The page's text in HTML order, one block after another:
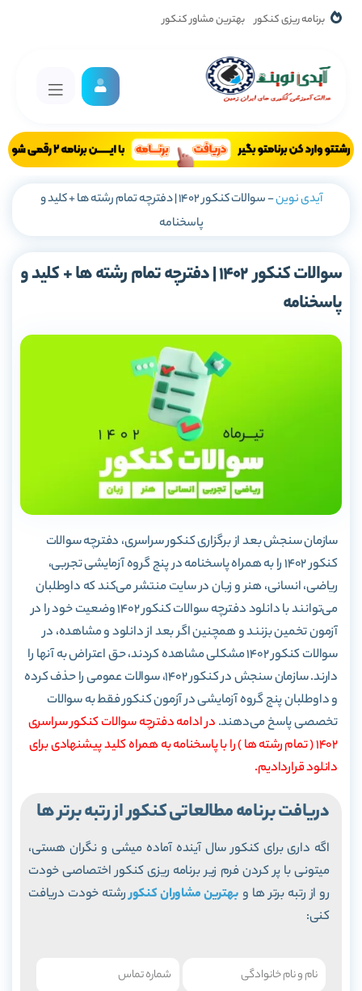
برنامه ریزی کنکور بهترین مشاور کنکور
آیدی نوین-
سوالات کنکور 1402 | دفترچه تمام رشته ها + کلید و
پاسخنامه
سوالات کنکور 1402 | دفترچه تمام رشته ها + کلید و
پاسخنامه
سازمان سنجش بعد از برگزاری کنکور سراسری، دفترچه سوالات
کنکور 1402 را به همراه پاسخنامه در پنج گروه آزمایشی تجربی،
ریاضی، انسانی، هنر و زبان در سایت منتشر می‌کند که داوطلبان
می‌توانند با دانلود دفترچه سوالات کنکور 1402 وضعیت خود را در
آزمون تخمین بزنند و همچنین اگر بعد از دانلود و مشاهده، در
سوالات کنکور 1402 مشکلی مشاهده کردند، حق اعتراض به آنها را
دارند. سازمان سنجش در کنکور 1402، سوالات عمومی را حذف کرده
و داوطلبان پنج گروه آزمایشی در آزمون کنکور فقط به سوالات
تخصصی پاسخ می‌دهند. در ادامه دفترچه سوالات کنکور سراسری
1402 ( تمام رشته ها ) را با پاسخنامه به همراه کلید پیشنهادی برای
دانلود قراردادیم.
دریافت برنامه مطالعاتی کنکور از رتبه برتر ها
اگه داری برای کنکور سال آینده آماده میشی و نگران هستی،
میتونی با پر کردن فرم زیر برنامه ریزی کنکور اختصاصی خودت
رو از رتبه برتر ها و بهترین مشاوران کنکوررشته خودت دریافت
کنی: